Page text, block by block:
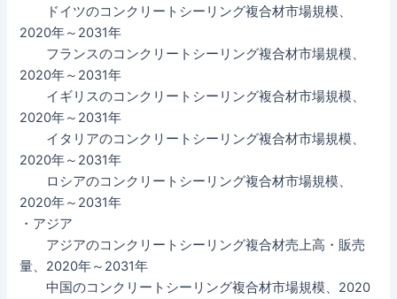
ドイツのコンクリートシーリング複合材市場規模、
2020年～2031年
フランスのコンクリートシーリング複合材市場規模、
2020年～2031年
イギリスのコンクリートシーリング複合材市場規模、
2020年～2031年
イタリアのコンクリートシーリング複合材市場規模、
2020年～2031年
ロシアのコンクリートシーリング複合材市場規模、
2020年～2031年
・アジア
アジアのコンクリートシーリング複合材売上高・販売
量、2020年～2031年
中国のコンクリートシーリング複合材市場規模、2020